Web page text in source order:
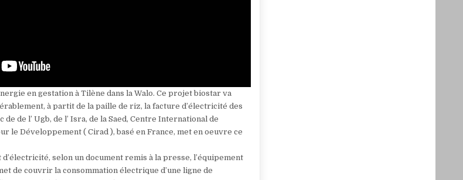
en gestation à Tilène dans la Walo. Ce projet biostar va
à partit de la paille de riz, la facture d’électricité des
de l’ Ugb, de l’ Isra, de la Saed, Centre International de
le Développement ( Cirad ), basé en France, met en oeuvre ce
d’électricité, selon un document remis à la presse, l’équipement
de couvrir la consommation électrique d’une ligne de